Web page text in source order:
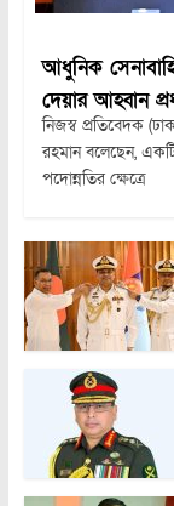
আধুনিক
দেয়ার আহ্বান
নিজস্ব প্রতিবেদক
রহমান বলেছেন,
পদোন্নতির ক্ষেত্রে